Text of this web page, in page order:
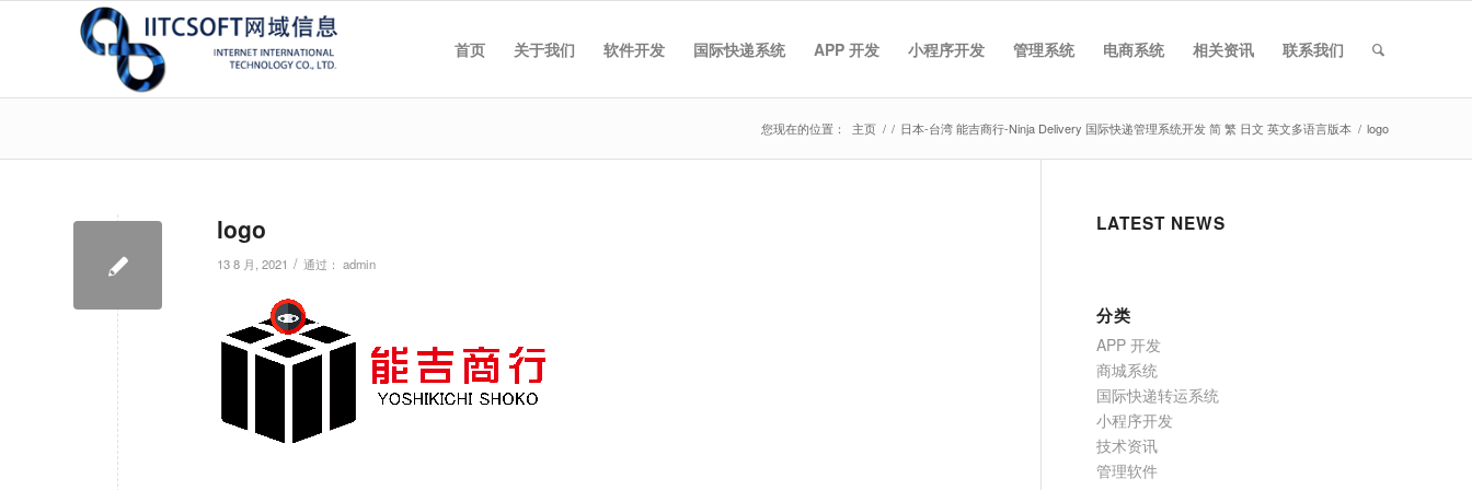
首页 关于我们 软件开发 国际快递系统 APP 开发 小程序开发 管理系统 电商系统 相关资讯 联系我们
您现在的位置： 主页 / / 日本-台湾 能吉商行-Ninja Delivery 国际快递管理系统开发 简 繁 日文 英文多语言版本 / logo
logo
13 8 月, 2021 / 通过： admin
LATEST NEWS
分类
APP 开发
商城系统
国际快递转运系统
小程序开发
技术资讯
管理软件